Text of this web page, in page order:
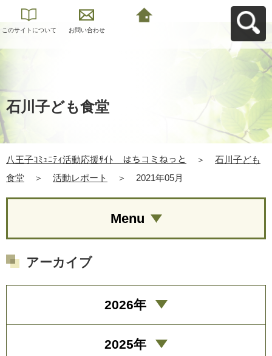
このサイトについて お問い合わせ
石川子ども食堂
八王子ｺﾐｭﾆﾃｨ活動応援ｻｲﾄ はちコミねっと ＞
石川子ども
食堂
＞ 活動レポート ＞ 2021年05月
Menu
アーカイブ
2026年
2025年